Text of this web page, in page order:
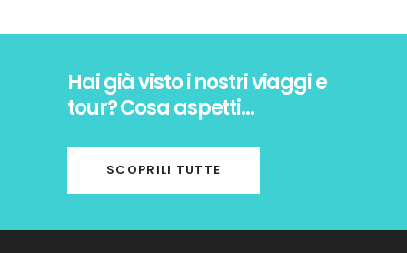
Hai già visto i nostri viaggi e
tour? Cosa aspetti…
SCOPRILI TUTTE